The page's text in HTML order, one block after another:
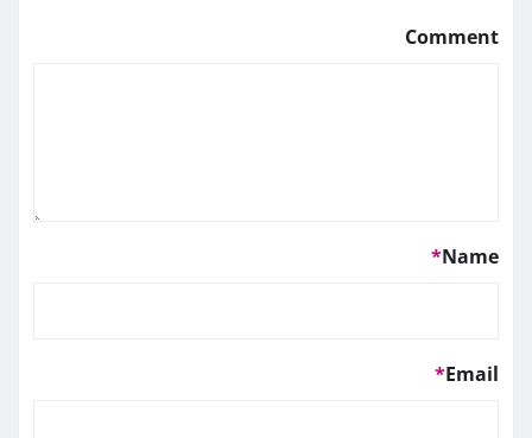
Comment
Name
*
Email
*